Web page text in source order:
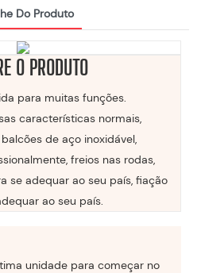
Do Produto
O PRODUTO
para muitas funções.
características normais,
de aço inoxidável,
freios nas rodas,
se adequar ao seu país, fiação
ao seu país.
unidade para começar no